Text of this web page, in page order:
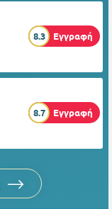
8.3 Εγγραφή
8.7 Εγγραφή